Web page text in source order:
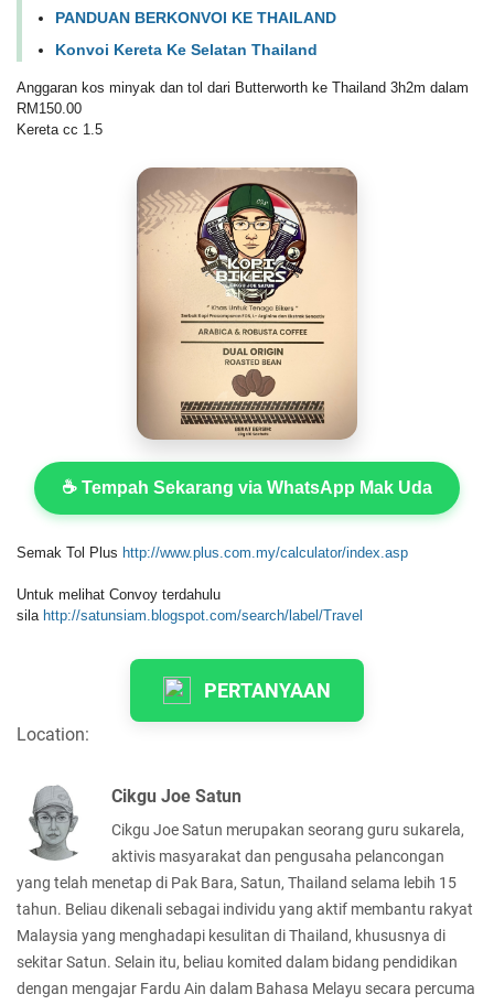
PANDUAN BERKONVOI KE THAILAND
Konvoi Kereta Ke Selatan Thailand
Anggaran kos minyak dan tol dari Butterworth ke Thailand 3h2m dalam
RM150.00
Kereta cc 1.5
☕ Tempah Sekarang via WhatsApp Mak Uda
Semak Tol Plus http://www.plus.com.my/calculator/index.asp
Untuk melihat Convoy terdahulu
sila http://satunsiam.blogspot.com/search/label/Travel
PERTANYAAN
Location:
Cikgu Joe Satun
Cikgu Joe Satun merupakan seorang guru sukarela,
aktivis masyarakat dan pengusaha pelancongan
yang telah menetap di Pak Bara, Satun, Thailand selama lebih 15
tahun. Beliau dikenali sebagai individu yang aktif membantu rakyat
Malaysia yang menghadapi kesulitan di Thailand, khususnya di
sekitar Satun. Selain itu, beliau komited dalam bidang pendidikan
dengan mengajar Fardu Ain dalam Bahasa Melayu secara percuma